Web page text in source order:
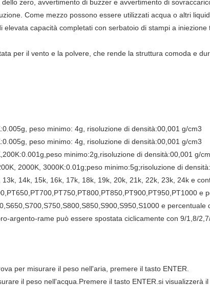
zero, avvertimento di buzzer e avvertimento di
Come mezzo possono essere utilizzati acqua o altri
elevata capacità completati con serbatoio di stampi a
per il vento e la polvere, che rende la struttura comoda e
peso minimo: 4g, risoluzione di densità:00,001 g/cm3
peso minimo: 4g, risoluzione di densità:00,001 g/cm3
minimo:2g,risoluzione di densità:00,001 g/
2000K, 3000K:0.01g;peso minimo:5g;risoluzione di
14k, 15k, 16k, 17k, 18k, 19k, 20k, 21k, 22k, 23k, 24k e
e
e percentuale
argento-rame può essere spostata ciclicamente con 9/1,8/
per misurare il peso nell'aria, premere il tasto ENTER.
il peso nell'acqua.Premere il tasto ENTER.si visualizzerà il